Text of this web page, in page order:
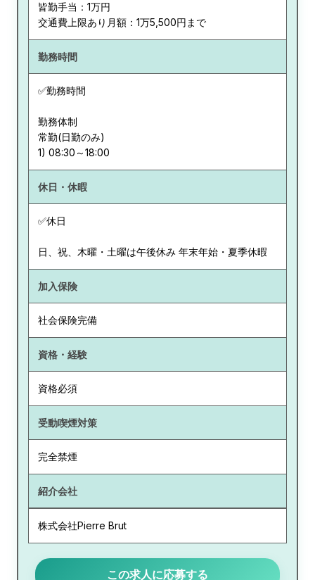
皆勤手当：1万円
交通費上限あり月額：1万5,500円まで
勤務時間
✅勤務時間
勤務体制
常勤(日勤のみ)
休日・休暇
✅休日
日、祝、木曜・土曜は午後休み 年末年始・夏季休暇
加入保険
社会保険完備
資格・経験
資格必須
受動喫煙対策
完全禁煙
紹介会社
株式会社Pierre Brut
この求人に応募する